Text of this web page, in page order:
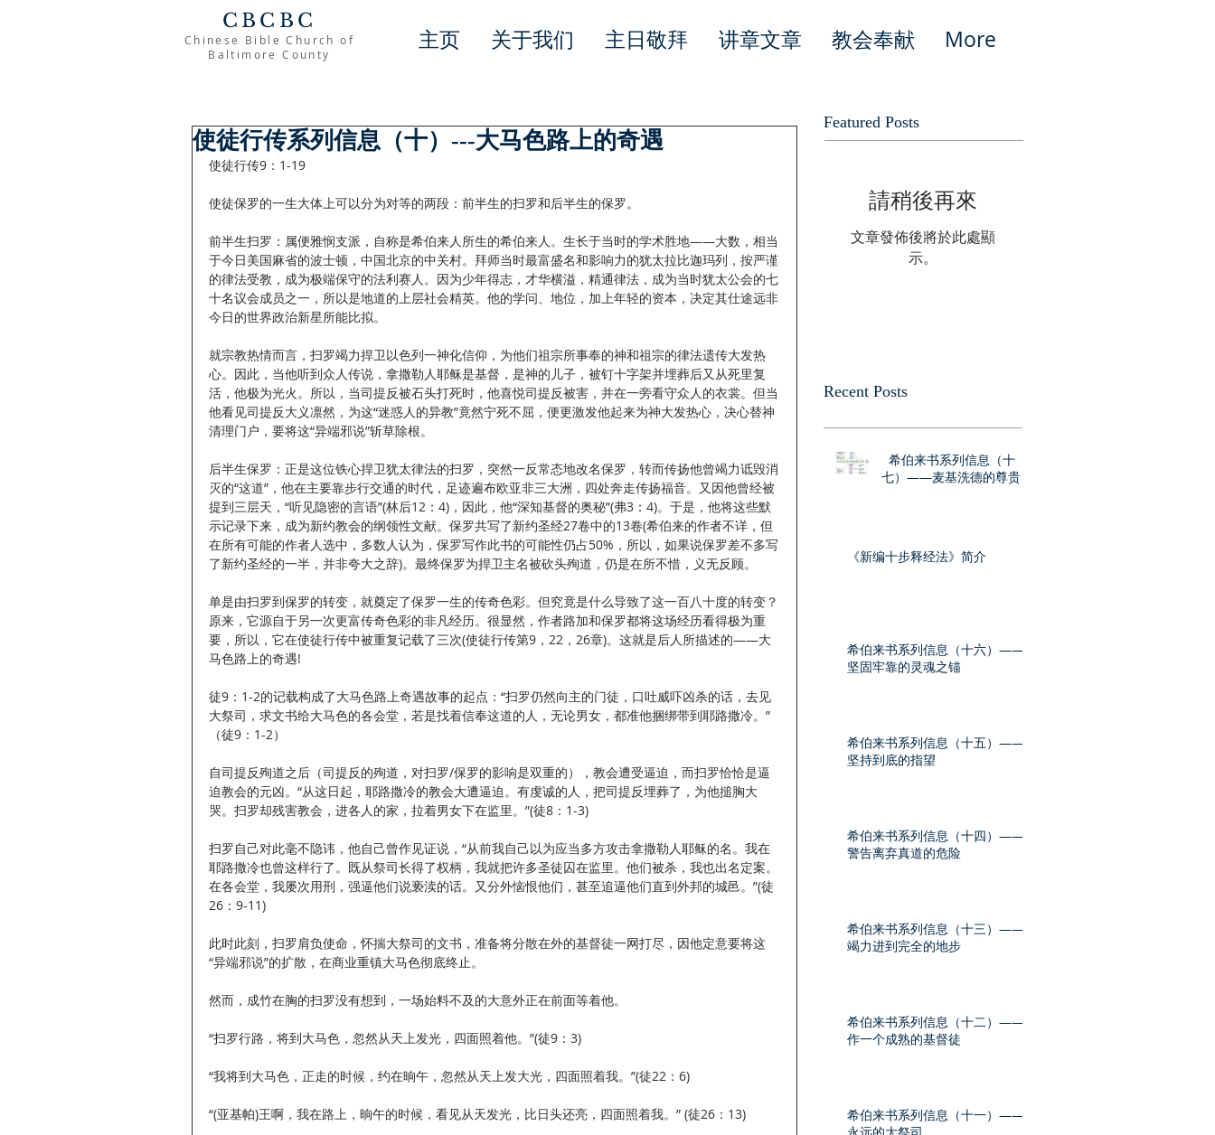
CBCBC
Chinese Bible Church of
Baltimore County
主页 关于我们 主日敬拜 讲章文章 教会奉献 More
使徒行传系列信息（十）---大马色路上的奇遇
使徒行传9：1-19
使徒保罗的一生大体上可以分为对等的两段：前半生的扫罗和后半生的保罗。
前半生扫罗：属便雅悯支派，自称是希伯来人所生的希伯来人。生长于当时的学术胜地——大数，相当
于今日美国麻省的波士顿，中国北京的中关村。拜师当时最富盛名和影响力的犹太拉比迦玛列，按严谨
的律法受教，成为极端保守的法利赛人。因为少年得志，才华横溢，精通律法，成为当时犹太公会的七
十名议会成员之一，所以是地道的上层社会精英。他的学问、地位，加上年轻的资本，决定其仕途远非
今日的世界政治新星所能比拟。
就宗教热情而言，扫罗竭力捍卫以色列一神化信仰，为他们祖宗所事奉的神和祖宗的律法遗传大发热
心。因此，当他听到众人传说，拿撒勒人耶稣是基督，是神的儿子，被钉十字架并埋葬后又从死里复
活，他极为光火。所以，当司提反被石头打死时，他喜悦司提反被害，并在一旁看守众人的衣裳。但当
他看见司提反大义凛然，为这“迷惑人的异教”竟然宁死不屈，便更激发他起来为神大发热心，决心替神
清理门户，要将这“异端邪说”斩草除根。
后半生保罗：正是这位铁心捍卫犹太律法的扫罗，突然一反常态地改名保罗，转而传扬他曾竭力诋毁消
灭的“这道”，他在主要靠步行交通的时代，足迹遍布欧亚非三大洲，四处奔走传扬福音。又因他曾经被
提到三层天，“听见隐密的言语”(林后12：4)，因此，他“深知基督的奥秘”(弗3：4)。于是，他将这些默
示记录下来，成为新约教会的纲领性文献。保罗共写了新约圣经27卷中的13卷(希伯来的作者不详，但
在所有可能的作者人选中，多数人认为，保罗写作此书的可能性仍占50%，所以，如果说保罗差不多写
了新约圣经的一半，并非夸大之辞)。最终保罗为捍卫主名被砍头殉道，仍是在所不惜，义无反顾。
单是由扫罗到保罗的转变，就奠定了保罗一生的传奇色彩。但究竟是什么导致了这一百八十度的转变？
原来，它源自于另一次更富传奇色彩的非凡经历。很显然，作者路加和保罗都将这场经历看得极为重
要，所以，它在使徒行传中被重复记载了三次(使徒行传第9，22，26章)。这就是后人所描述的——大
马色路上的奇遇!
徒9：1-2的记载构成了大马色路上奇遇故事的起点：“扫罗仍然向主的门徒，口吐威吓凶杀的话，去见
大祭司，求文书给大马色的各会堂，若是找着信奉这道的人，无论男女，都准他捆绑带到耶路撒冷。”
（徒9：1-2）
自司提反殉道之后（司提反的殉道，对扫罗/保罗的影响是双重的），教会遭受逼迫，而扫罗恰恰是逼
迫教会的元凶。“从这日起，耶路撒冷的教会大遭逼迫。有虔诚的人，把司提反埋葬了，为他搥胸大
哭。扫罗却残害教会，进各人的家，拉着男女下在监里。”(徒8：1-3)
扫罗自己对此毫不隐讳，他自己曾作见证说，“从前我自己以为应当多方攻击拿撒勒人耶稣的名。我在
耶路撒冷也曾这样行了。既从祭司长得了权柄，我就把许多圣徒囚在监里。他们被杀，我也出名定案。
在各会堂，我屡次用刑，强逼他们说亵渎的话。又分外恼恨他们，甚至追逼他们直到外邦的城邑。”(徒
26：9-11)
此时此刻，扫罗肩负使命，怀揣大祭司的文书，准备将分散在外的基督徒一网打尽，因他定意要将这
“异端邪说”的扩散，在商业重镇大马色彻底终止。
然而，成竹在胸的扫罗没有想到，一场始料不及的大意外正在前面等着他。
“扫罗行路，将到大马色，忽然从天上发光，四面照着他。”(徒9：3)
“我将到大马色，正走的时候，约在晌午，忽然从天上发大光，四面照着我。”(徒22：6)
“(亚基帕)王啊，我在路上，晌午的时候，看见从天发光，比日头还亮，四面照着我。” (徒26：13)
Featured Posts
請稍後再來
文章發佈後將於此處顯
示。
Recent Posts
希伯来书系列信息（十
七）——麦基洗德的尊贵
《新编十步释经法》简介
希伯来书系列信息（十六）——
坚固牢靠的灵魂之锚
希伯来书系列信息（十五）——
坚持到底的指望
希伯来书系列信息（十四）——
警告离弃真道的危险
希伯来书系列信息（十三）——
竭力进到完全的地步
希伯来书系列信息（十二）——
作一个成熟的基督徒
希伯来书系列信息（十一）——